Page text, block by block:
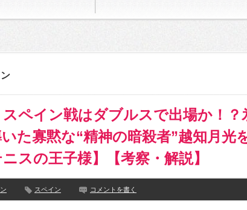
スペイン戦はダブルスで出場か！？
た寡黙な“精神の暗殺者”越知月光
スの王子様】【考察・解説】
スペイン コメントを書く